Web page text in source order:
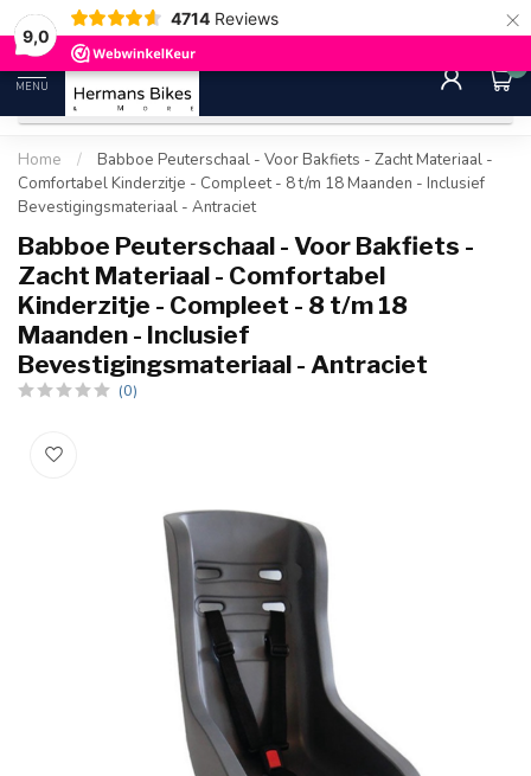
9,0
4714 Reviews ×
30 dagen bedenktijd Gratis
MENU
0
Home /
Babboe Peuterschaal - Voor Bakfiets - Zacht Materiaal -
Comfortabel Kinderzitje - Compleet - 8 t/m 18 Maanden - Inclusief
Bevestigingsmateriaal - Antraciet
Babboe Peuterschaal - Voor Bakfiets -
Zacht Materiaal - Comfortabel
Kinderzitje - Compleet - 8 t/m 18
Maanden - Inclusief
Bevestigingsmateriaal - Antraciet
(0)